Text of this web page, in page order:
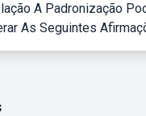
A Padronização
As Seguintes